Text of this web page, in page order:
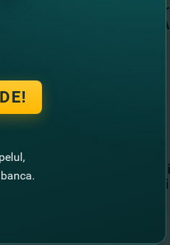
Adunării generale
de Finanţe şi Comerţ”
convocarea
”Banca de Finanţe şi
mult